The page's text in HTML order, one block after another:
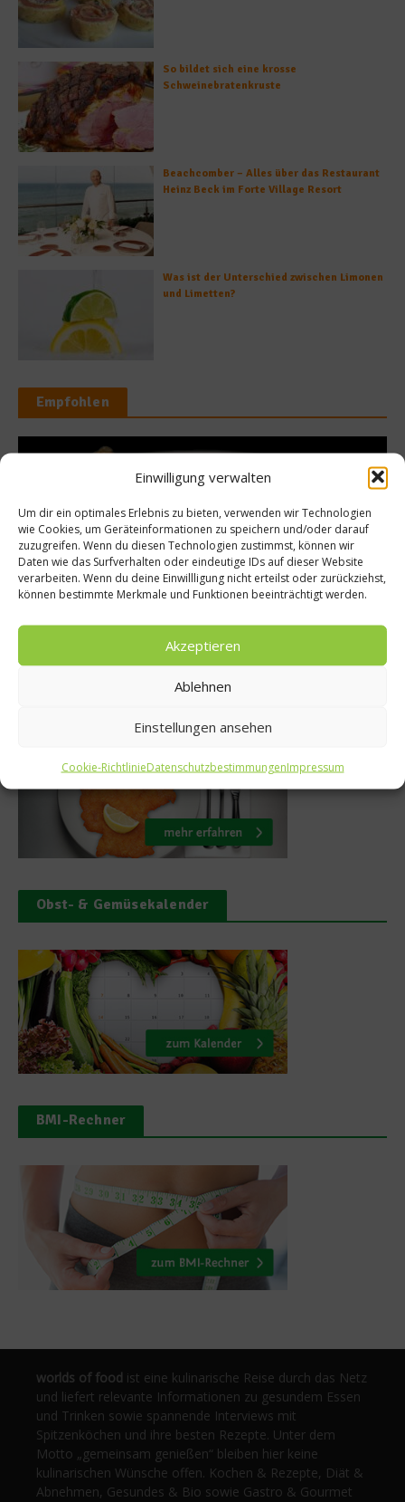
Einwilligung verwalten
Um dir ein optimales Erlebnis zu bieten, verwenden wir Technologien
wie Cookies, um Geräteinformationen zu speichern und/oder darauf
zuzugreifen. Wenn du diesen Technologien zustimmst, können wir
Daten wie das Surfverhalten oder eindeutige IDs auf dieser Website
verarbeiten. Wenn du deine Einwillligung nicht erteilst oder zurückziehst,
können bestimmte Merkmale und Funktionen beeinträchtigt werden.
Akzeptieren
Ablehnen
Einstellungen ansehen
Cookie-RichtlinieDatenschutzbestimmungenImpressum
So bildet sich eine krosse
Schweinebratenkruste
Beachcomber – Alles über das Restaurant
Heinz Beck im Forte Village Resort
Was ist der Unterschied zwischen Limonen
und Limetten?
Empfohlen
richtig braten – so
klappt’s
16. Februar 2011
Was isst Deutschland
Obst- & Gemüsekalender
BMI-Rechner
worlds of food ist eine kulinarische Reise durch das Netz
und liefert relevante Informationen zu gesundem Essen
und Trinken sowie spannende Interviews mit
Spitzenköchen und ihre besten Rezepte. Unter dem
Motto „gemeinsam genießen“ bleiben hier keine
kulinarischen Wünsche offen. Kochen & Rezepte, Diät &
Abnehmen, Gesundes & Bio sowie Gastro & Gourmet